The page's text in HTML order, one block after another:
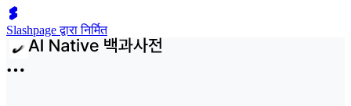
Slashpage द्वारा निर्मित